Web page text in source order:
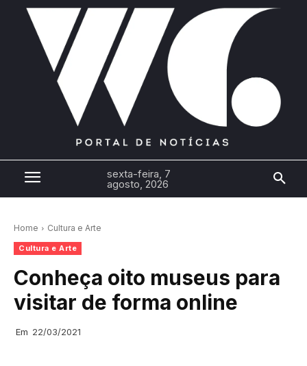
sexta-feira, 7
agosto, 2026
Home Cultura e Arte
Cultura e Arte
Conheça oito museus para
visitar de forma online
Em 22/03/2021